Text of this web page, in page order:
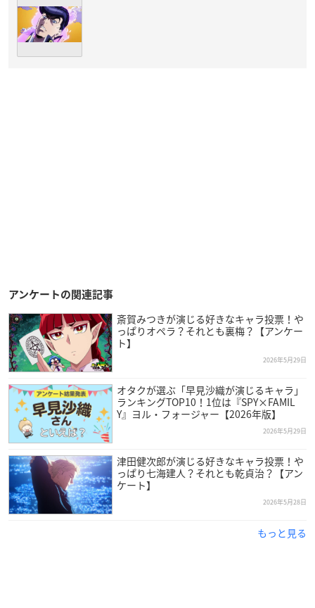
アンケートの関連記事
斎賀みつきが演じる好きなキャラ投票！や
っぱりオペラ？それとも裏梅？【アンケー
ト】
2026年5月29日
オタクが選ぶ「早見沙織が演じるキャラ」
ランキングTOP10！1位は『SPY×FAMIL
Y』ヨル・フォージャー【2026年版】
2026年5月29日
津田健次郎が演じる好きなキャラ投票！や
っぱり七海建人？それとも乾貞治？【アン
ケート】
2026年5月28日
もっと見る